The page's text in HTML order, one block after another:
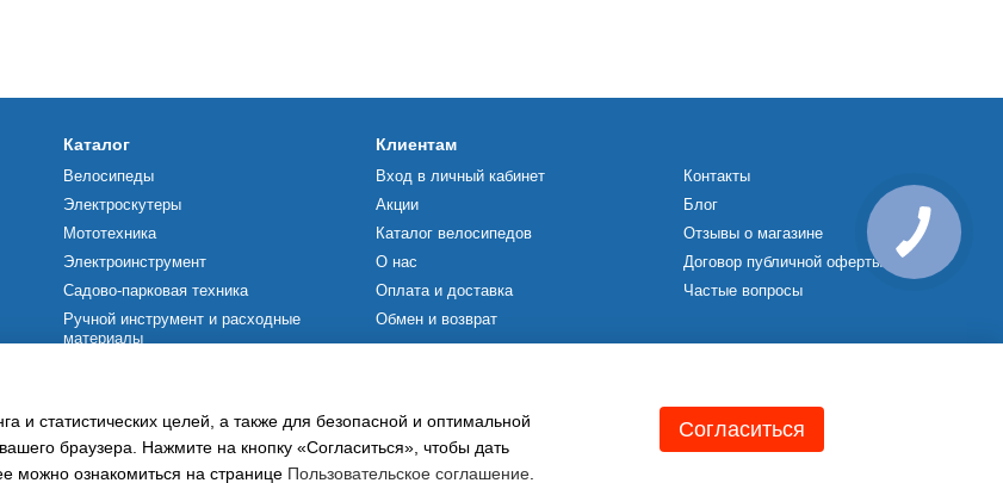
Каталог
Велосипеды
Электроскутеры
Мототехника
Электроинструмент
Садово-парковая техника
Ручной инструмент и расходные
материалы
Насосное оборудование
Клиентам
Вход в личный кабинет
Акции
Каталог велосипедов
О нас
Оплата и доставка
Обмен и возврат
Контакты
Блог
Отзывы о магазине
Договор публичной оферты
Частые вопросы
и статистических целей, а также для безопасной и оптимальной
браузера. Нажмите на кнопку «Согласиться», чтобы дать
можно ознакомиться на странице Пользовательское соглашение
Согласиться